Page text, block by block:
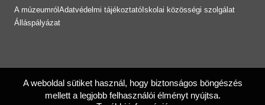
A múzeumrólAdatvédelmi tájékoztatóIskolai közösségi szolgálat
Álláspályázat
A weboldal sütiket használ, hogy biztonságos böngészés
mellett a legjobb felhasználói élményt nyújtsa.